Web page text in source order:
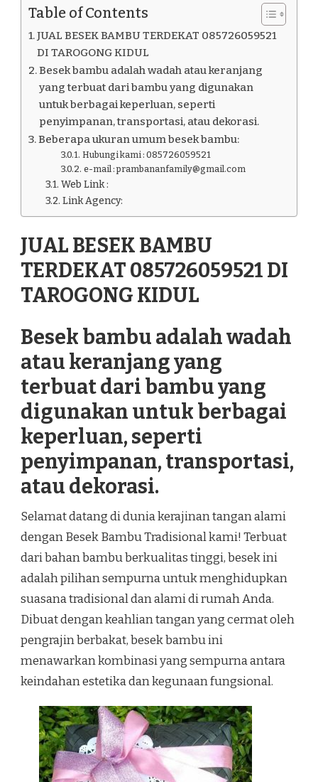
085726059521
KIDUL
Table of Contents
JUAL BESEK BAMBU TERDEKAT 085726059521
DI TAROGONG KIDUL
Besek bambu adalah wadah atau keranjang
yang terbuat dari bambu yang digunakan
untuk berbagai keperluan, seperti
penyimpanan, transportasi, atau dekorasi.
Beberapa ukuran umum besek bambu:
Hubungi kami : 085726059521
e-mail : prambananfamily@gmail.com
Web Link :
Link Agency:
JUAL BESEK BAMBU
TERDEKAT 085726059521 DI
TAROGONG KIDUL
Besek bambu adalah wadah
atau keranjang yang
terbuat dari bambu yang
digunakan untuk berbagai
keperluan, seperti
penyimpanan, transportasi,
atau dekorasi.
Selamat datang di dunia kerajinan tangan alami
dengan Besek Bambu Tradisional kami! Terbuat
dari bahan bambu berkualitas tinggi, besek ini
adalah pilihan sempurna untuk menghidupkan
suasana tradisional dan alami di rumah Anda.
Dibuat dengan keahlian tangan yang cermat oleh
pengrajin berbakat, besek bambu ini
menawarkan kombinasi yang sempurna antara
keindahan estetika dan kegunaan fungsional.